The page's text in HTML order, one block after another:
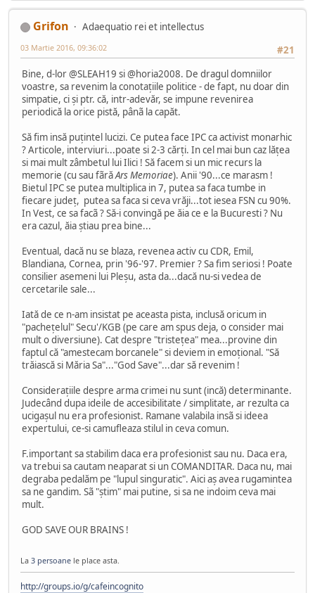
Grifon
Adaequatio rei et intellectus
#21
03 Martie 2016, 09:36:02
Bine, d-lor @SLEAH19 si @horia2008. De dragul domniilor
voastre, sa revenim la conotațiile politice - de fapt, nu doar din
simpatie, ci și ptr. că, intr-adevăr, se impune revenirea
periodică la orice pistă, pânã la capăt.
Să fim insă puțintel lucizi. Ce putea face IPC ca activist monarhic
? Articole, interviuri...poate si 2-3 cărți. In cel mai bun caz lățea
si mai mult zâmbetul lui Ilici ! Să facem si un mic recurs la
memorie (cu sau fãrăArs Memoriae). Anii '90...ce marasm !
Bietul IPC se putea multiplica in 7, putea sa faca tumbe in
fiecare județ, putea sa faca si ceva vrăji...tot iesea FSN cu 90%.
In Vest, ce sa facã ? Să-i convingă pe ăia ce e la Bucuresti ? Nu
era cazul, ăia știau prea bine...
Eventual, dacă nu se blaza, revenea activ cu CDR, Emil,
Blandiana, Cornea, prin '96-'97. Premier ? Sa fim seriosi ! Poate
consilier asemeni lui Pleșu, asta da...dacă nu-si vedea de
cercetarile sale...
Iată de ce n-am insistat pe aceasta pista, inclusă oricum in
"pachețelul" Secu'/KGB (pe care am spus deja, o consider mai
mult o diversiune). Cat despre "tristețea" mea...provine din
faptul că "amestecam borcanele" si deviem in emoțional. "Să
trăiască si Măria Sa"..."God Save"...dar să revenim !
Considerațiile despre arma crimei nu sunt (incă) determinante.
Judecând dupa ideile de accesibilitate / simplitate, ar rezulta ca
ucigașul nu era profesionist. Ramane valabila insã si ideea
expertului, ce-si camufleaza stilul in ceva comun.
F.important sa stabilim daca era profesionist sau nu. Daca era,
va trebui sa cautam neaparat si un COMANDITAR. Daca nu, mai
degraba pedalăm pe "lupul singuratic". Aici aș avea rugamintea
sa ne gandim. Sã "știm" mai putine, si sa ne indoim ceva mai
mult.
GOD SAVE OUR BRAINS !
La 3 persoane le place asta.
http://groups.io/g/cafeincognito